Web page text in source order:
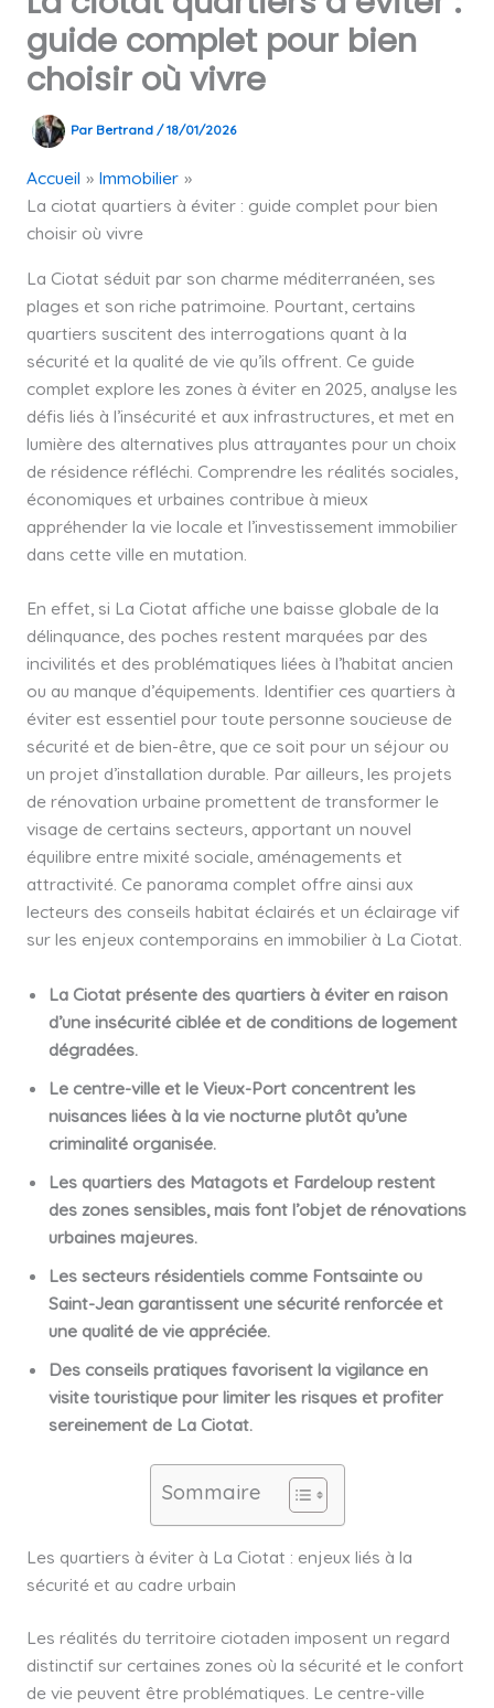
guide complet pour bien
choisir où vivre
Par Bertrand /18/01/2026
Accueil
Immobilier
La ciotat quartiers à éviter : guide complet pour bien
choisir où vivre
La Ciotat séduit par son charme méditerranéen, ses
plages et son riche patrimoine. Pourtant, certains
quartiers suscitent des interrogations quant à la
sécurité et la qualité de vie qu’ils offrent. Ce guide
complet explore les zones à éviter en 2025, analyse les
défis liés à l’insécurité et aux infrastructures, et met en
lumière des alternatives plus attrayantes pour un choix
de résidence réfléchi. Comprendre les réalités sociales,
économiques et urbaines contribue à mieux
appréhender la vie locale et l’investissement immobilier
dans cette ville en mutation.
En effet, si La Ciotat affiche une baisse globale de la
délinquance, des poches restent marquées par des
incivilités et des problématiques liées à l’habitat ancien
ou au manque d’équipements. Identifier ces quartiers à
éviter est essentiel pour toute personne soucieuse de
sécurité et de bien-être, que ce soit pour un séjour ou
un projet d’installation durable. Par ailleurs, les projets
de rénovation urbaine promettent de transformer le
visage de certains secteurs, apportant un nouvel
équilibre entre mixité sociale, aménagements et
attractivité. Ce panorama complet offre ainsi aux
lecteurs des conseils habitat éclairés et un éclairage vif
sur les enjeux contemporains en immobilier à La Ciotat.
La Ciotat présente des quartiers à éviter en raison
d’une insécurité ciblée et de conditions de logement
dégradées.
Le centre-ville et le Vieux-Port concentrent les
nuisances liées à la vie nocturne plutôt qu’une
criminalité organisée.
Les quartiers des Matagots et Fardeloup restent
des zones sensibles, mais font l’objet de rénovations
urbaines majeures.
Les secteurs résidentiels comme Fontsainte ou
Saint-Jean garantissent une sécurité renforcée et
une qualité de vie appréciée.
Des conseils pratiques favorisent la vigilance en
visite touristique pour limiter les risques et profiter
sereinement de La Ciotat.
Sommaire
Les quartiers à éviter à La Ciotat : enjeux liés à la
sécurité et au cadre urbain
Les réalités du territoire ciotaden imposent un regard
distinctif sur certaines zones où la sécurité et le confort
de vie peuvent être problématiques. Le centre-ville